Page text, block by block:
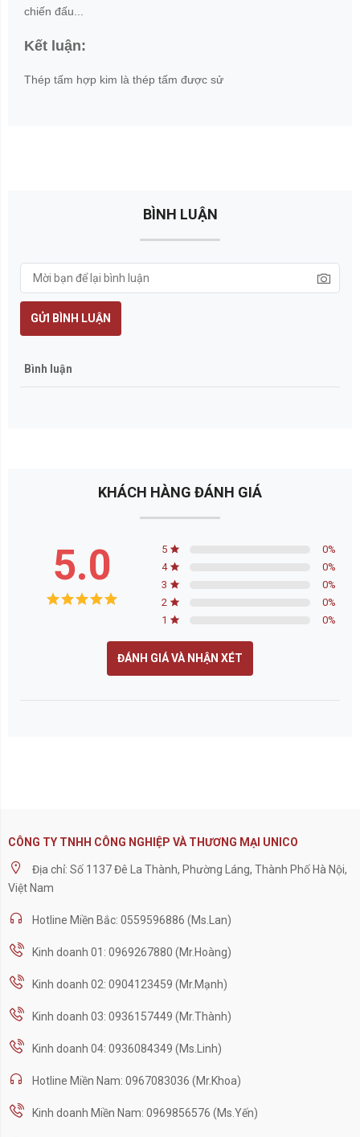
chiến đấu...
Kết luận:
Thép tấm hợp kim là thép tấm được sử
BÌNH LUẬN
GỬI BÌNH LUẬN
Bình luận
KHÁCH HÀNG ĐÁNH GIÁ
5.0 5 0%
4
0%
3
0%
2
0%
1
0%
ĐÁNH GIÁ VÀ NHẬN XÉT
CÔNG TY TNHH CÔNG NGHIỆP VÀ THƯƠNG MẠI UNICO
Địa chỉ: Số 1137 Đê La Thành, Phường Láng, Thành Phố Hà Nội,
Việt Nam
Hotline Miền Bắc: 0559596886 (Ms.Lan)
Kinh doanh 01: 0969267880 (Mr.Hoàng)
Kinh doanh 02: 0904123459 (Mr.Mạnh)
Kinh doanh 03: 0936157449 (Mr.Thành)
Kinh doanh 04: 0936084349 (Ms.Linh)
Hotline Miền Nam: 0967083036 (Mr.Khoa)
Kinh doanh Miền Nam: 0969856576 (Ms.Yến)